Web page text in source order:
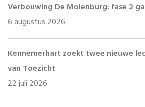
Verbouwing De Molenburg: fase 2
6 augustus 2026
Kennemerhart zoekt twee nieuwe
van Toezicht
22 juli 2026